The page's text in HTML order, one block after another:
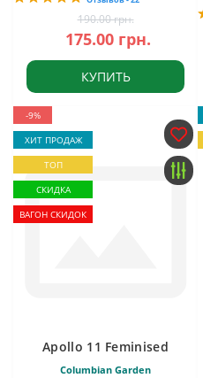
190.00 грн.
175.00 грн.
КУПИТЬ
-9%
ХИТ ПРОДАЖ
ТОП
СКИДКА
ВАГОН СКИДОК
Apollo 11 Feminised
Columbian Garden